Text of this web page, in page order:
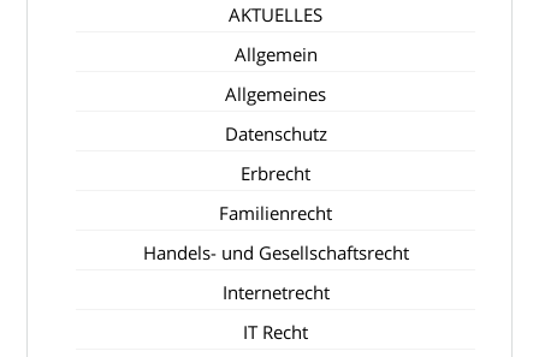
AKTUELLES
Allgemein
Allgemeines
Datenschutz
Erbrecht
Familienrecht
Handels- und Gesellschaftsrecht
Internetrecht
IT Recht